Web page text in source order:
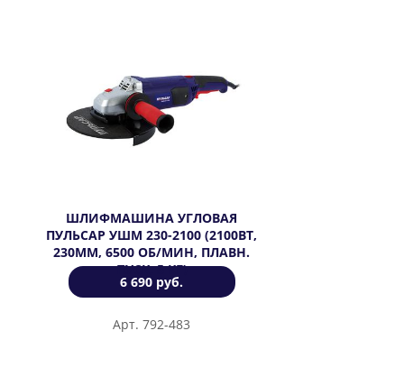
ШЛИФМАШИНА УГЛОВАЯ
ПУЛЬСАР УШМ 230-2100 (2100ВТ,
230ММ, 6500 ОБ/МИН, ПЛАВН.
ПУСК, 5 КГ)
6 690 руб.
Арт. 792-483